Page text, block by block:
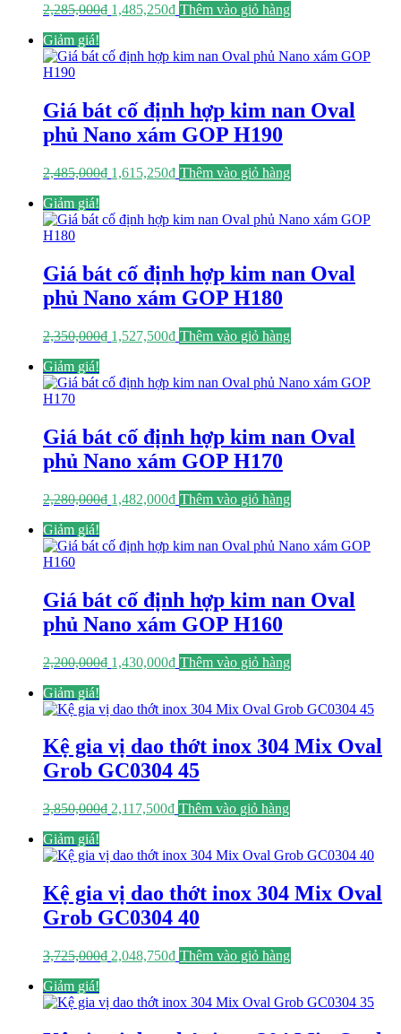
2,285,000₫ Giá
2,285,000₫.
1,485,250₫Giá
là:
Thêm vào giỏ hàng
Giảm giá!
Giá bát cố định hợp kim nan Oval
phủ Nano xám GOP H190
2,485,000₫ Giá
2,485,000₫.
1,615,250₫Giá
là:
Thêm vào giỏ hàng
Giảm giá!
Giá bát cố định hợp kim nan Oval
phủ Nano xám GOP H180
2,350,000₫ Giá
2,350,000₫.
1,527,500₫Giá
là:
Thêm vào giỏ hàng
Giảm giá!
Giá bát cố định hợp kim nan Oval
phủ Nano xám GOP H170
2,280,000₫ Giá
2,280,000₫.
1,482,000₫Giá
là:
Thêm vào giỏ hàng
Giảm giá!
Giá bát cố định hợp kim nan Oval
phủ Nano xám GOP H160
2,200,000₫ Giá
2,200,000₫.
1,430,000₫Giá
là:
Thêm vào giỏ hàng
Giảm giá!
Kệ gia vị dao thớt inox 304 Mix Oval
Grob GC0304 45
3,850,000₫ Giá
3,850,000₫.
2,117,500₫Giá
là:
Thêm vào giỏ hàng
Giảm giá!
Kệ gia vị dao thớt inox 304 Mix Oval
Grob GC0304 40
3,725,000₫ Giá
3,725,000₫.
2,048,750₫Giá
là:
Thêm vào giỏ hàng
Giảm giá!